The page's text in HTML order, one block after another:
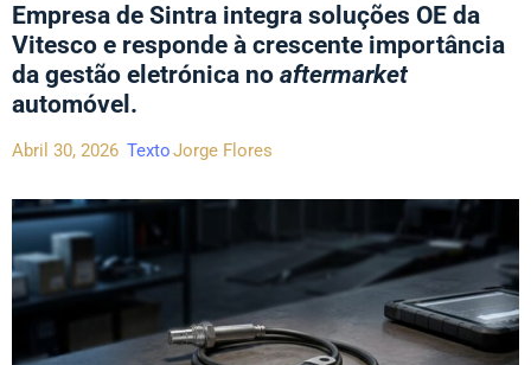
Empresa de Sintra integra soluções OE da
Vitesco e responde à crescente importância
da gestão eletrónica no aftermarket
automóvel.
Abril 30, 2026 TextoJorge Flores